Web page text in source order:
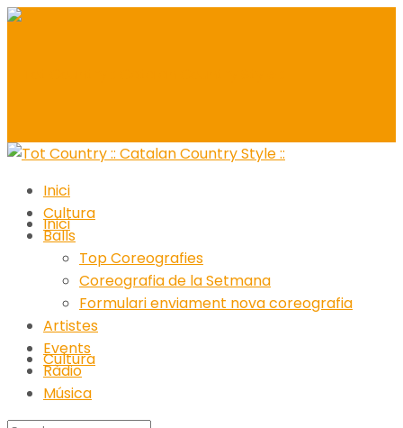
Inici
Cultura
Inici
Cultura
Balls
Top Coreografies
Coreografia de la Setmana
Formulari enviament nova coreografia
Artistes
Events
Ràdio
Música